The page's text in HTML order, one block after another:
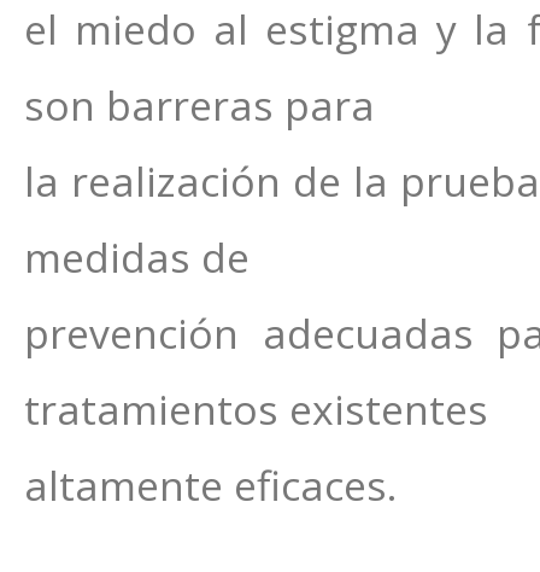
el miedo al estigma y la
son barreras para
la realización de la
medidas de
prevención adecuadas
tratamientos existentes
altamente eficaces.